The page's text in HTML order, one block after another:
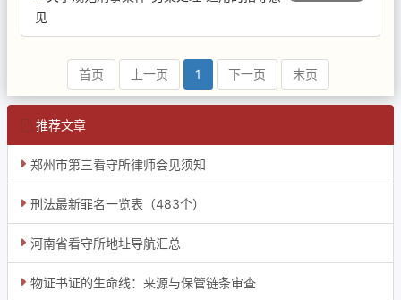
见
首页 上一页 1 下一页 末页
推荐文章
郑州市第三看守所律师会见须知
刑法最新罪名一览表（483个）
河南省看守所地址导航汇总
物证书证的生命线：来源与保管链条审查